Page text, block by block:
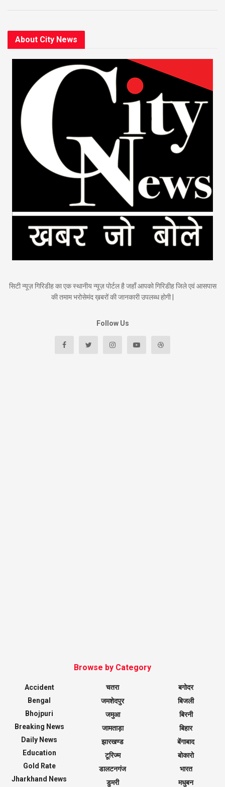
About City News
सिटी न्यूज़ गिरिडीह का एक स्थानीय न्यूज़ पोर्टल है जहाँ आपको गिरिडीह जिले एवं आसपास
की तमाम भरोसेमंद ख़बरों की जानकारी उपलब्ध होगी |
Follow Us
Browse by Category
Accident
Bengal
Bhojpuri
Breaking News
Daily News
Education
Gold Rate
Jharkhand News
चतरा
जमशेदपुर
जमुआ
जामताड़ा
झारखण्ड
टूरिज्म
डालटनगंज
डुमरी
बगोदर
बिजली
बिरनी
बिहार
बेंगाबाद
बोकारो
भारत
मधुबन